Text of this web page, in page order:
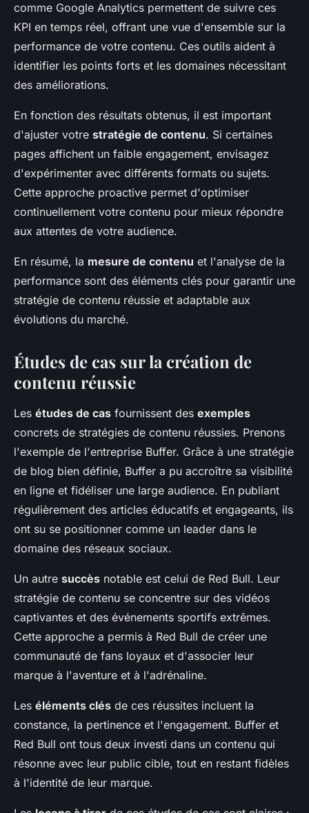
comme Google Analytics permettent de suivre ces
KPI en temps réel, offrant une vue d'ensemble sur la
performance de votre contenu. Ces outils aident à
identifier les points forts et les domaines nécessitant
des améliorations.
En fonction des résultats obtenus, il est important
d'ajuster votre stratégie de contenu. Si certaines
pages affichent un faible engagement, envisagez
d'expérimenter avec différents formats ou sujets.
Cette approche proactive permet d'optimiser
continuellement votre contenu pour mieux répondre
aux attentes de votre audience.
En résumé, la mesure de contenu et l'analyse de la
performance sont des éléments clés pour garantir une
stratégie de contenu réussie et adaptable aux
évolutions du marché.
Études de cas sur la création de
contenu réussie
Les études de cas fournissent des exemples
concrets de stratégies de contenu réussies. Prenons
l'exemple de l'entreprise Buffer. Grâce à une stratégie
de blog bien définie, Buffer a pu accroître sa visibilité
en ligne et fidéliser une large audience. En publiant
régulièrement des articles éducatifs et engageants, ils
ont su se positionner comme un leader dans le
domaine des réseaux sociaux.
Un autre succès notable est celui de Red Bull. Leur
stratégie de contenu se concentre sur des vidéos
captivantes et des événements sportifs extrêmes.
Cette approche a permis à Red Bull de créer une
communauté de fans loyaux et d'associer leur
marque à l'aventure et à l'adrénaline.
Les éléments clés de ces réussites incluent la
constance, la pertinence et l'engagement. Buffer et
Red Bull ont tous deux investi dans un contenu qui
résonne avec leur public cible, tout en restant fidèles
à l'identité de leur marque.